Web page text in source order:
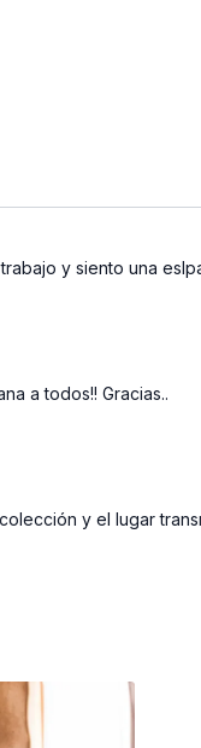
y siento una
a todos!! Gracias..
y el lugar